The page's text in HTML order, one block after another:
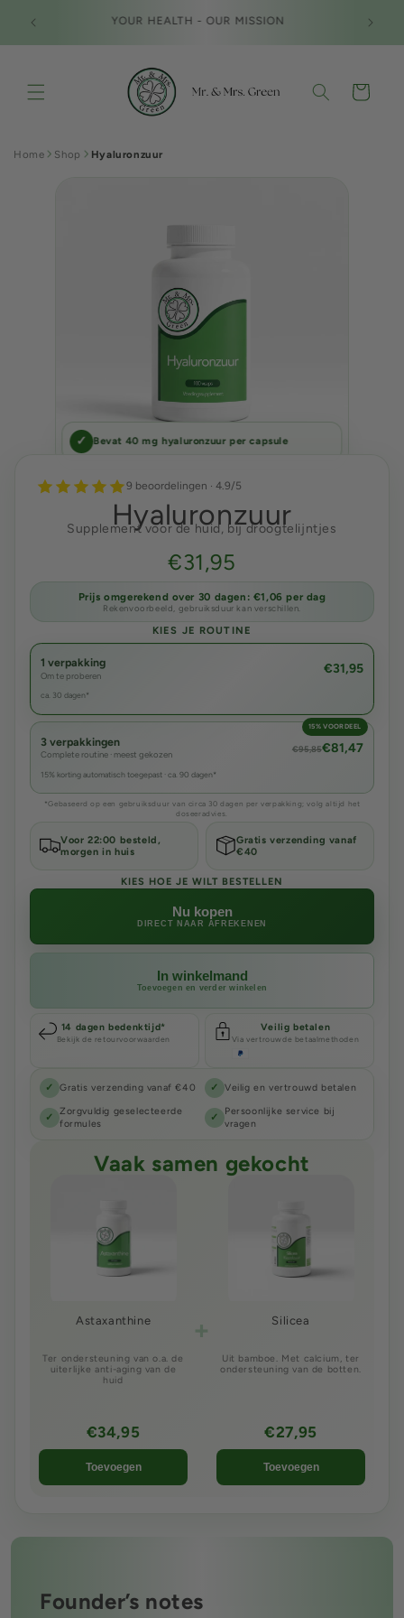
naar de
YOUR HEALTH - OUR MISSION
Winkelwagen
Home Shop Hyaluronzuur
✓ Bevat 40 mg hyaluronzuur per capsule
9 beoordelingen · 4.9/5
Hyaluronzuur
Supplement voor de huid, bij droogtelijntjes
€31,95
Prijs omgerekend over 30 dagen: €1,06 per dag
Rekenvoorbeeld, gebruiksduur kan verschillen.
KIES JE ROUTINE
1 verpakking
Om te proberen €31,95
ca. 30 dagen*
15% VOORDEEL
3 verpakkingen
Complete routine · meest gekozen
€95,85€81,47
15% korting automatisch toegepast · ca. 90 dagen*
*Gebaseerd op een gebruiksduur van circa 30 dagen per verpakking; volg altijd het
doseeradvies.
Voor 22:00 besteld,
morgen in huis
Gratis verzending vanaf
€40
KIES HOE JE WILT BESTELLEN
In winkelmand
Toevoegen en verder winkelen
Nu kopen
DIRECT NAAR AFREKENEN
14 dagen bedenktijd*
Bekijk de retourvoorwaarden
Veilig betalen
Via vertrouwde betaalmethoden
✓ Gratis verzending vanaf €40 ✓ Veilig en vertrouwd betalen
✓
Zorgvuldig geselecteerde
formules
✓
Persoonlijke service bij
vragen
Vaak samen gekocht
Astaxanthine
Ter ondersteuning van o.a. de
uiterlijke anti-aging van de
huid
€34,95
Toevoegen
+ Silicea
Uit bamboe. Met calcium, ter
ondersteuning van de botten.
€27,95
Toevoegen
Founder’s notes